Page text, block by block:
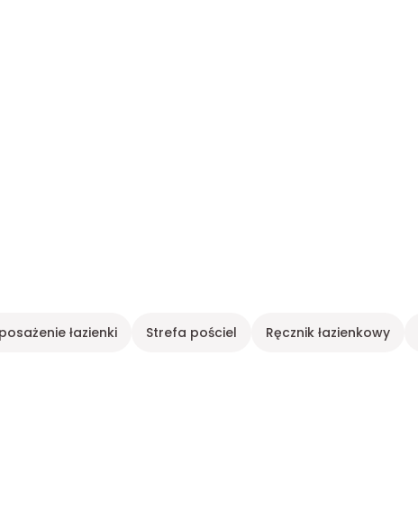
łazienki Strefa pościel Ręcznik łazienkowy